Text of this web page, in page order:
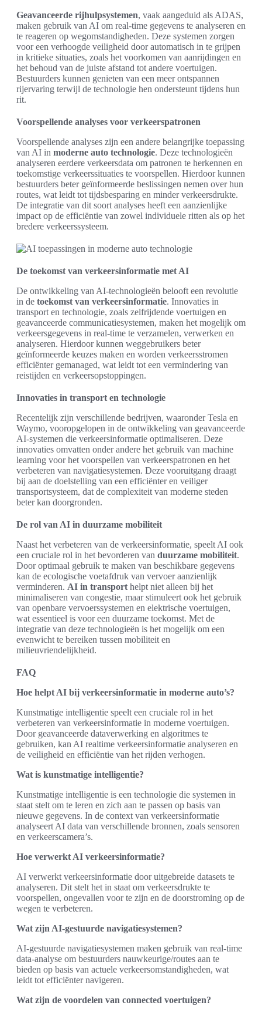
Geavanceerde rijhulpsystemen, vaak aangeduid als ADAS,
maken gebruik van AI om real-time gegevens te analyseren en
te reageren op wegomstandigheden. Deze systemen zorgen
voor een verhoogde veiligheid door automatisch in te grijpen
in kritieke situaties, zoals het voorkomen van aanrijdingen en
het behoud van de juiste afstand tot andere voertuigen.
Bestuurders kunnen genieten van een meer ontspannen
rijervaring terwijl de technologie hen ondersteunt tijdens hun
rit.
Voorspellende analyses voor verkeerspatronen
Voorspellende analyses zijn een andere belangrijke toepassing
van AI in moderne auto technologie. Deze technologieën
analyseren eerdere verkeersdata om patronen te herkennen en
toekomstige verkeerssituaties te voorspellen. Hierdoor kunnen
bestuurders beter geïnformeerde beslissingen nemen over hun
routes, wat leidt tot tijdsbesparing en minder verkeersdrukte.
De integratie van dit soort analyses heeft een aanzienlijke
impact op de efficiëntie van zowel individuele ritten als op het
bredere verkeerssysteem.
De toekomst van verkeersinformatie met AI
De ontwikkeling van AI-technologieën belooft een revolutie
in de toekomst van verkeersinformatie. Innovaties in
transport en technologie, zoals zelfrijdende voertuigen en
geavanceerde communicatiesystemen, maken het mogelijk om
verkeersgegevens in real-time te verzamelen, verwerken en
analyseren. Hierdoor kunnen weggebruikers beter
geïnformeerde keuzes maken en worden verkeersstromen
efficiënter gemanaged, wat leidt tot een vermindering van
reistijden en verkeersopstoppingen.
Innovaties in transport en technologie
Recentelijk zijn verschillende bedrijven, waaronder Tesla en
Waymo, vooropgelopen in de ontwikkeling van geavanceerde
AI-systemen die verkeersinformatie optimaliseren. Deze
innovaties omvatten onder andere het gebruik van machine
learning voor het voorspellen van verkeerspatronen en het
verbeteren van navigatiesystemen. Deze vooruitgang draagt
bij aan de doelstelling van een efficiënter en veiliger
transportsysteem, dat de complexiteit van moderne steden
beter kan doorgronden.
De rol van AI in duurzame mobiliteit
Naast het verbeteren van de verkeersinformatie, speelt AI ook
een cruciale rol in het bevorderen van duurzame mobiliteit.
Door optimaal gebruik te maken van beschikbare gegevens
kan de ecologische voetafdruk van vervoer aanzienlijk
verminderen. AI in transport helpt niet alleen bij het
minimaliseren van congestie, maar stimuleert ook het gebruik
van openbare vervoerssystemen en elektrische voertuigen,
wat essentieel is voor een duurzame toekomst. Met de
integratie van deze technologieën is het mogelijk om een
evenwicht te bereiken tussen mobiliteit en
milieuvriendelijkheid.
FAQ
Hoe helpt AI bij verkeersinformatie in moderne auto’s?
Kunstmatige intelligentie speelt een cruciale rol in het
verbeteren van verkeersinformatie in moderne voertuigen.
Door geavanceerde dataverwerking en algoritmes te
gebruiken, kan AI realtime verkeersinformatie analyseren en
de veiligheid en efficiëntie van het rijden verhogen.
Wat is kunstmatige intelligentie?
Kunstmatige intelligentie is een technologie die systemen in
staat stelt om te leren en zich aan te passen op basis van
nieuwe gegevens. In de context van verkeersinformatie
analyseert AI data van verschillende bronnen, zoals sensoren
en verkeerscamera’s.
Hoe verwerkt AI verkeersinformatie?
AI verwerkt verkeersinformatie door uitgebreide datasets te
analyseren. Dit stelt het in staat om verkeersdrukte te
voorspellen, ongevallen voor te zijn en de doorstroming op de
wegen te verbeteren.
Wat zijn AI-gestuurde navigatiesystemen?
AI-gestuurde navigatiesystemen maken gebruik van real-time
data-analyse om bestuurders nauwkeurige/routes aan te
bieden op basis van actuele verkeersomstandigheden, wat
leidt tot efficiënter navigeren.
Wat zijn de voordelen van connected voertuigen?